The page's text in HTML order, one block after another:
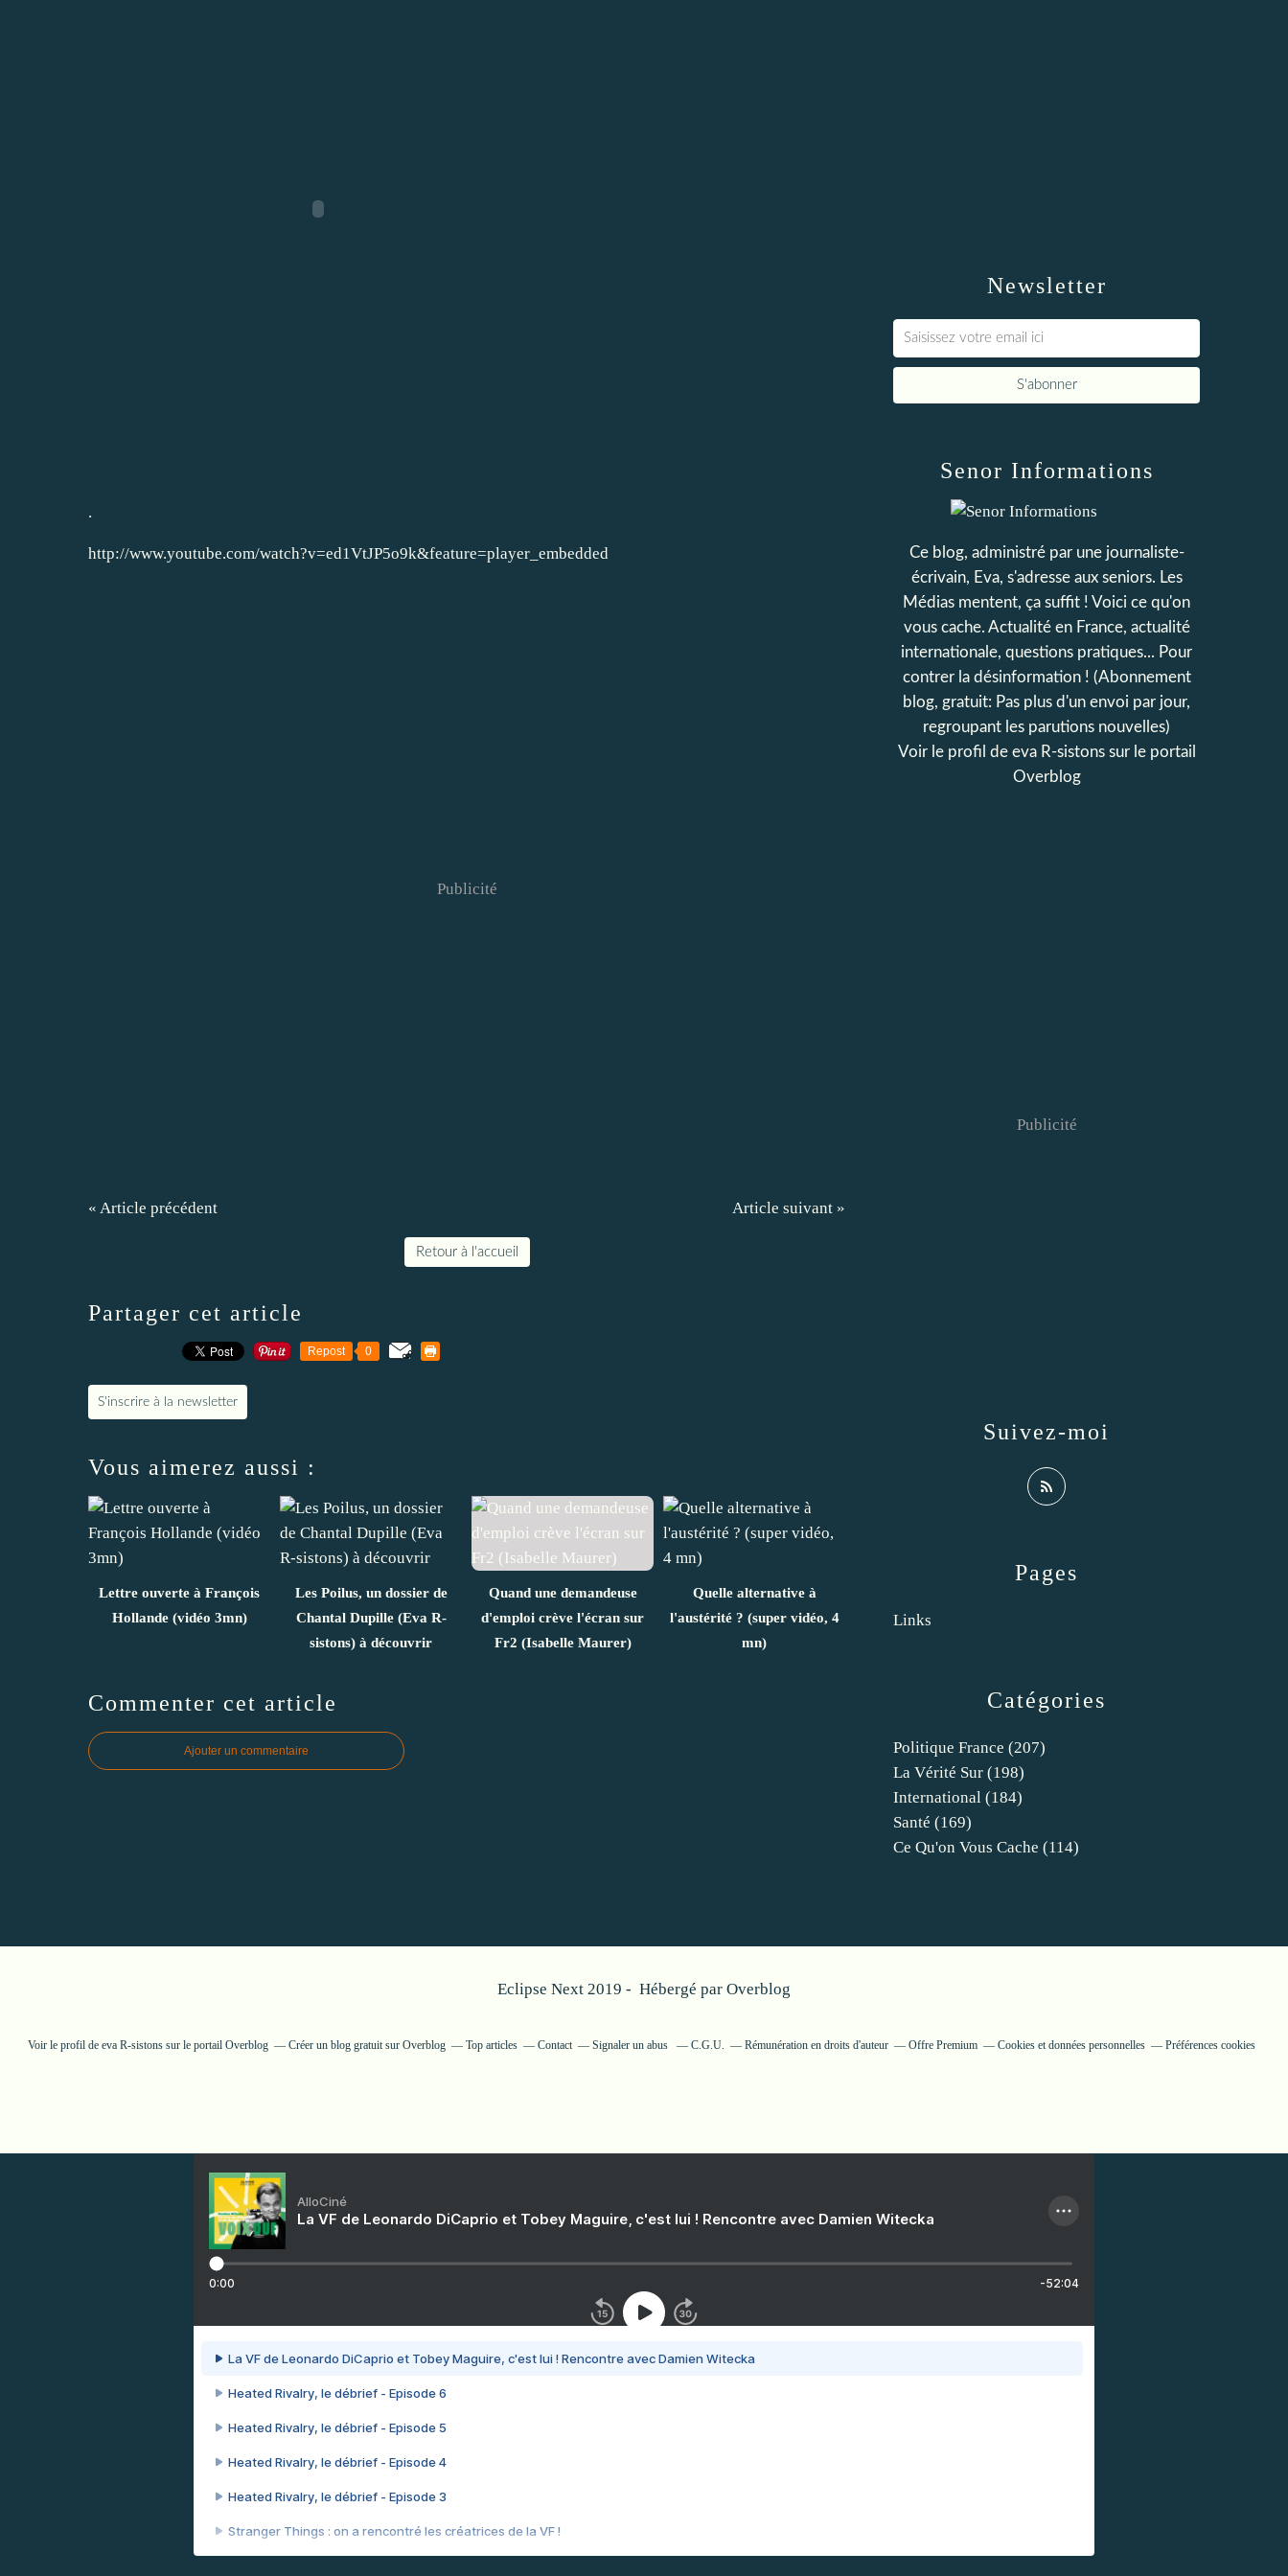
.
http://www.youtube.com/watch?v=ed1VtJP5o9k&feature=player_embedded
Publicité
« Article précédent Article suivant »
Retour à l'accueil
Partager cet article
Repost 0
S'inscrire à la newsletter
Vous aimerez aussi :
Lettre ouverte à François
Hollande (vidéo 3mn)
Les Poilus, un dossier de
Chantal Dupille (Eva R-
sistons) à découvrir
Quand une demandeuse
d'emploi crève l'écran sur
Fr2 (Isabelle Maurer)
Quelle alternative à
l'austérité ? (super vidéo, 4
mn)
Commenter cet article
Ajouter un commentaire
Newsletter
Catégories
Politique France (207)
La Vérité Sur (198)
International (184)
Santé (169)
Ce Qu'on Vous Cache (114)
Pages
Links
Senor Informations
Ce blog, administré par une journaliste-
écrivain, Eva, s'adresse aux seniors. Les
Médias mentent, ça suffit ! Voici ce qu'on
vous cache. Actualité en France, actualité
internationale, questions pratiques... Pour
contrer la désinformation ! (Abonnement
blog, gratuit: Pas plus d'un envoi par jour,
regroupant les parutions nouvelles)
Voir le profil de eva R-sistonssur le portail
Overblog
Suivez-moi
Publicité
Eclipse Next 2019 - Hébergé par Overblog
Voir le profil de eva R-sistonssur le portail Overblog Créer un blog gratuit sur Overblog Top articles Contact Signaler un abus C.G.U. Rémunération en droits d'auteur Offre Premium Cookies et données personnelles Préférences cookies
AlloCiné
La VF de Leonardo DiCaprio et Tobey Maguire, c'est lui ! Rencontre avec Damien Witecka
0:00 -52:04
La VF de Leonardo DiCaprio et Tobey Maguire, c'est lui ! Rencontre avec Damien Witecka
Heated Rivalry, le débrief - Episode 6
Heated Rivalry, le débrief - Episode 5
Heated Rivalry, le débrief - Episode 4
Heated Rivalry, le débrief - Episode 3
Stranger Things : on a rencontré les créatrices de la VF !